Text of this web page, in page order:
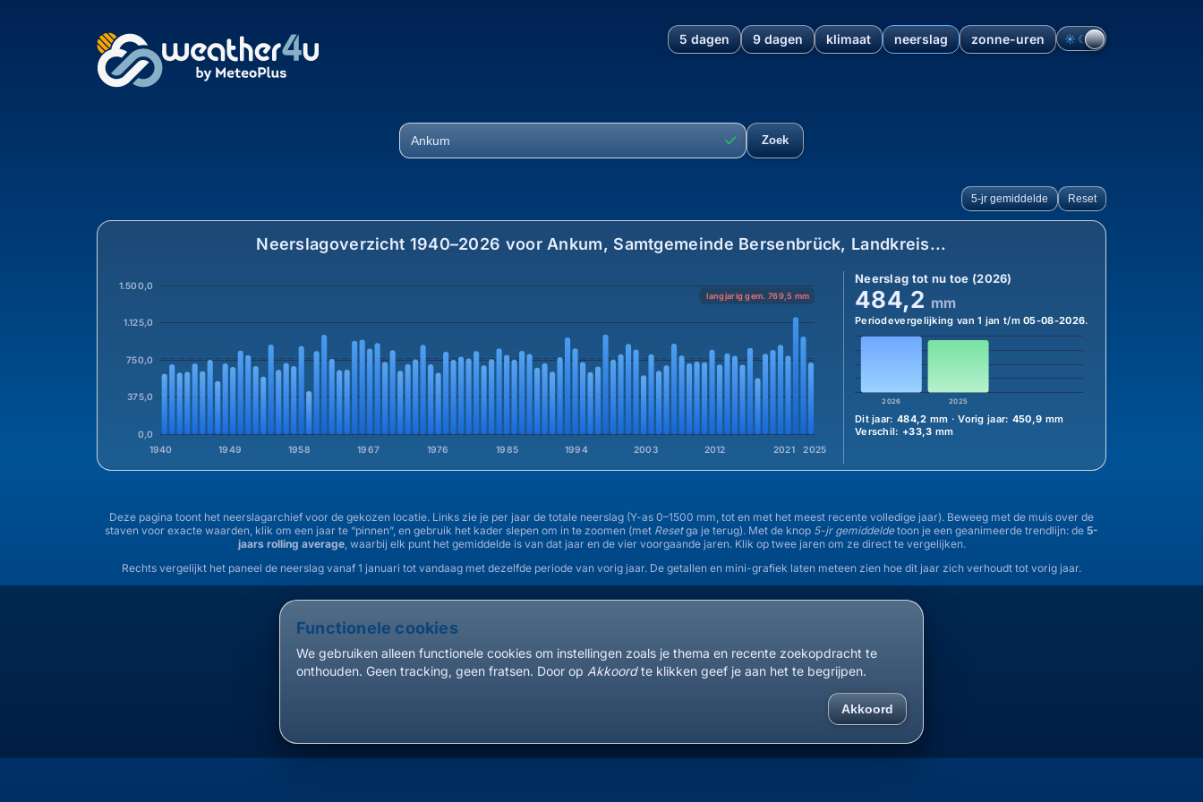
5 dagen 9 dagen klimaat neerslag zonne-uren ☀︎ ☾
Neerslag in Ankum, Samtgemeinde Bersenbrück, Landkreis Osnabrück,
✓ Zoek
5-jr gemiddelde Reset
Neerslagoverzicht 1940–2026 voor Ankum, Samtgemeinde Bersenbrück, Landkreis...
0,0
375,0
750,0
1.125,0
1.500,0
1940 1949 1958 1967 1976 1985 1994 2003 2012 2021 2025
langjarig gem. 769,5 mm
Neerslag tot nu toe (2026)
484,2 mm
Periodevergelijking van 1 jan t/m05-08-2026.
2026 2025
Dit jaar: 484,2 mm · Vorig jaar: 450,9 mm
Verschil: +33,3 mm
Deze pagina toont het neerslagarchief voor de gekozen locatie. Links zie je per jaar de totale neerslag (Y-as 0–1500 mm, tot en met het meest recente volledige jaar). Beweeg met de muis over de
staven voor exacte waarden, klik om een jaar te “pinnen”, en gebruik het kader slepen om in te zoomen (met Resetga je terug). Met de knop 5-jr gemiddeldetoon je een geanimeerde trendlijn: de 5-
jaars rolling average, waarbij elk punt het gemiddelde is van dat jaar en de vier voorgaande jaren. Klik op twee jaren om ze direct te vergelijken.
Rechts vergelijkt het paneel de neerslag vanaf 1 januari tot vandaag met dezelfde periode van vorig jaar. De getallen en mini-grafiek laten meteen zien hoe dit jaar zich verhoudt tot vorig jaar.
Functionele cookies
We gebruiken alleen functionele cookies om instellingen zoals je thema en recente zoekopdracht te
onthouden. Geen tracking, geen fratsen. Door op Akkoordte klikken geef je aan het te begrijpen.
Akkoord